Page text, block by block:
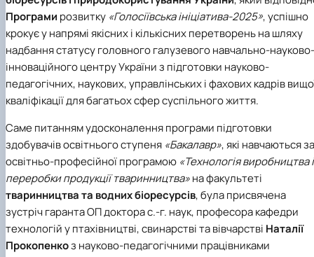
Програми розвитку «Голосіївська ініціатива-2025», успішно
крокує у напрямі якісних і кількісних перетворень на шляху
надбання статусу головного галузевого навчально-науково-
інноваційного центру України з підготовки науково-
педагогічних, наукових, управлінських і фахових кадрів
кваліфікації для багатьох сфер суспільного життя.
Саме питанням удосконалення програми підготовки
здобувачів освітнього ступеня «Бакалавр», які навчаються за
освітньо-професійної програмою «Технологія виробництва і
переробки продукції тваринництва»на факультеті
тваринництва та водних біоресурсів, була присвячена
зустріч гаранта ОП доктора с.-г. наук, професора кафедри
технологій у птахівництві, свинарстві та вівчарстві Наталії
Прокопенкоз науково-педагогічними працівниками